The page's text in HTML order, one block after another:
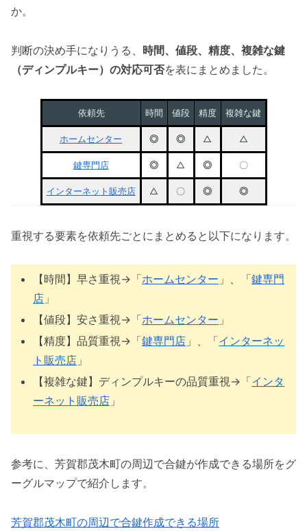
か。
判断の決め手になりうる、 時間、値段、精度、複雑な鍵
（ディンプルキー）の対応可否を表にまとめました。
依頼先 時間 値段 精度 複雑な鍵
ホームセンター ◎ ◎ △ △
鍵専門店 ◎ △ ◎ 〇
インターネット販売店 △ 〇 ◎ ◎
重視する要素を依頼先ごとにまとめると以下になります。
【時間】早さ重視→「ホームセンター 」、「鍵専門
店 」
【値段】安さ重視→「ホームセンター 」
【精度】品質重視→「鍵専門店 」、「インターネッ
ト販売店 」
【複雑な鍵】ディンプルキーの品質重視→「インタ
ーネット販売店 」
参考に、芳賀郡茂木町の周辺で合鍵が作成できる場所をグ
ーグルマップで紹介します。
芳賀郡茂木町の周辺で合鍵作成できる場所